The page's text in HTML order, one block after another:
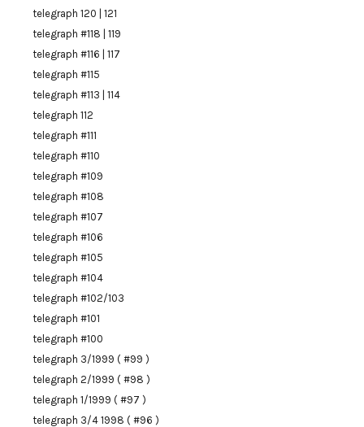
telegraph 120 | 121
telegraph #118 | 119
telegraph #116 | 117
telegraph #115
telegraph #113 | 114
telegraph 112
telegraph #111
telegraph #110
telegraph #109
telegraph #108
telegraph #107
telegraph #106
telegraph #105
telegraph #104
telegraph #102/103
telegraph #101
telegraph #100
telegraph 3/1999 ( #99 )
telegraph 2/1999 ( #98 )
telegraph 1/1999 ( #97 )
telegraph 3/4 1998 ( #96 )